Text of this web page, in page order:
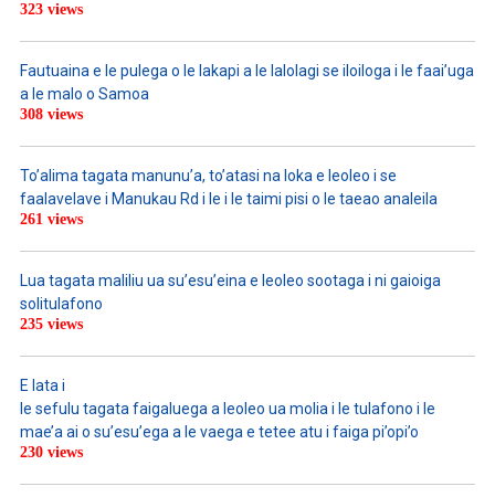
323 views
Fautuaina e le pulega o le lakapi a le lalolagi se iloiloga i le faai’uga
a le malo o Samoa
308 views
To’alima tagata manunu’a, to’atasi na loka e leoleo i se
faalavelave i Manukau Rd i le i le taimi pisi o le taeao analeila
261 views
Lua tagata maliliu ua su’esu’eina e leoleo sootaga i ni gaioiga
solitulafono
235 views
E lata i
le sefulu tagata faigaluega a leoleo ua molia i le tulafono i le
mae’a ai o su’esu’ega a le vaega e tetee atu i faiga pi’opi’o
230 views